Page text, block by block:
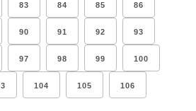
83 84 85 86
90 91 92 93
97 98 99 100
104 105 106